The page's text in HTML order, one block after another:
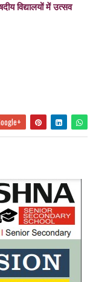
विद्यालयों में उत्सव